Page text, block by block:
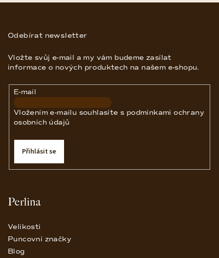
Odebírat newsletter
Vložte svůj e-mail a my vám budeme zasílat
informace o nových produktech na našem e-shopu.
E-mail
Vložením e-mailu souhlasíte s podmínkami ochrany
osobních údajů
Přihlásit se
Perlina
Velikosti
Puncovní značky
Blog